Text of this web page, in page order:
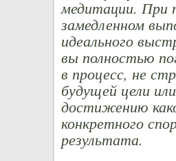
медитации. При
замедленном
идеального
вы полностью
в процесс, не
будущей цели
достижению
конкретного
результата.